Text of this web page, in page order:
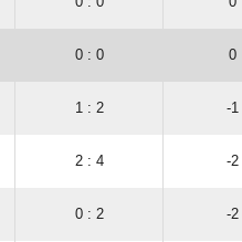
0 : 0 0
1 : 2 -1
2 : 4 -2
0 : 2 -2